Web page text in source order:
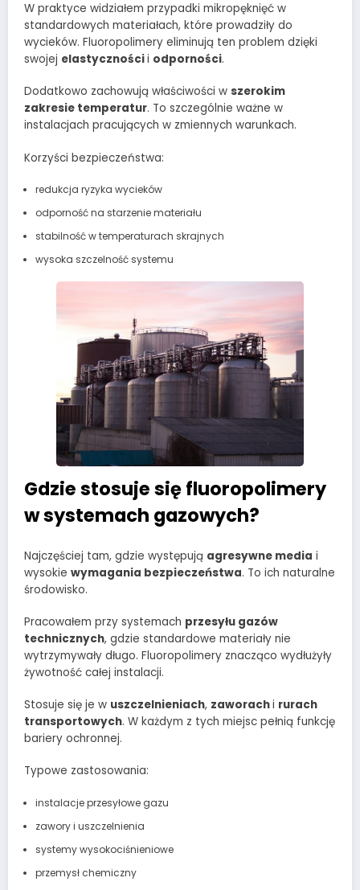
W praktyce widziałem przypadki mikropęknięć w
standardowych materiałach, które prowadziły do
wycieków. Fluoropolimery eliminują ten problem dzięki
swojej elastycznościi odporności.
Dodatkowo zachowują właściwości w szerokim
zakresie temperatur. To szczególnie ważne w
instalacjach pracujących w zmiennych warunkach.
Korzyści bezpieczeństwa:
redukcja ryzyka wycieków
odporność na starzenie materiału
stabilność w temperaturach skrajnych
wysoka szczelność systemu
Gdzie stosuje się fluoropolimery
w systemach gazowych?
Najczęściej tam, gdzie występują agresywne media i
wysokie wymagania bezpieczeństwa. To ich naturalne
środowisko.
Pracowałem przy systemach przesyłu gazów
technicznych, gdzie standardowe materiały nie
wytrzymywały długo. Fluoropolimery znacząco wydłużyły
żywotność całej instalacji.
Stosuje się je w uszczelnieniach, zaworachi rurach
transportowych. W każdym z tych miejsc pełnią funkcję
bariery ochronnej.
Typowe zastosowania:
instalacje przesyłowe gazu
zawory i uszczelnienia
systemy wysokociśnieniowe
przemysł chemiczny